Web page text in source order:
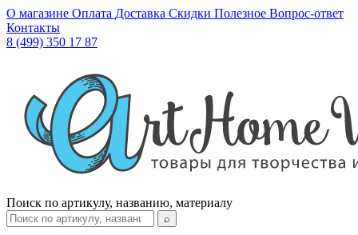
О магазине Оплата Доставка Скидки Полезное Вопрос-ответ
Контакты
8 (499) 350 17 87
Поиск по артикулу, названию, материалу
⌕